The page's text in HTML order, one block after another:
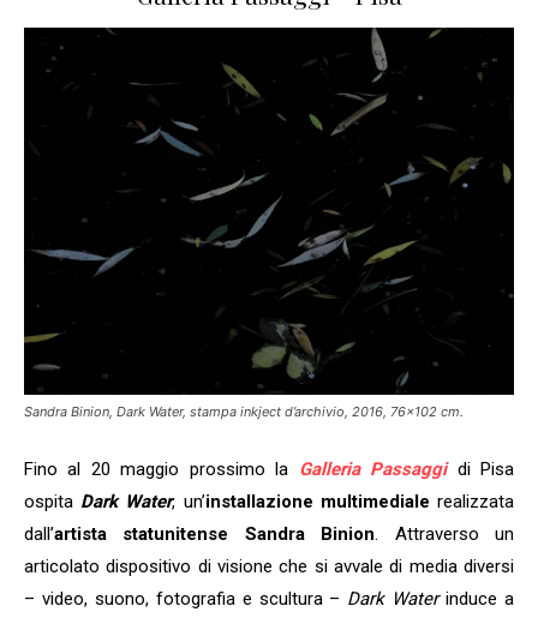
Sandra Binion, Dark Water, stampa inkject d’archivio, 2016, 76×102 cm.
Fino al 20 maggio prossimo la Galleria Passaggidi Pisa
ospita Dark Water, un’installazione multimediale realizzata
dall’artista statunitense Sandra Binion. Attraverso un
articolato dispositivo di visione che si avvale di media diversi
– video, suono, fotografia e scultura – Dark Waterinduce a